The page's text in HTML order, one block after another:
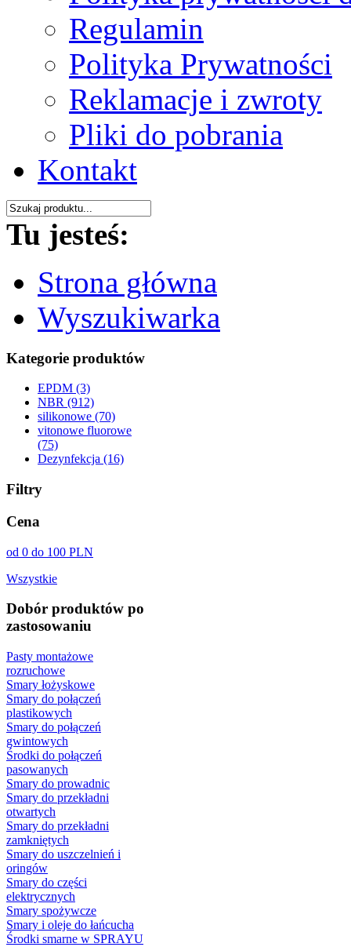
Regulamin
Polityka Prywatności
Reklamacje i zwroty
Pliki do pobrania
Kontakt
Tu jesteś:
Strona główna
Wyszukiwarka
Kategorie produktów
EPDM (3)
NBR (912)
silikonowe (70)
vitonowe fluorowe
(75)
Dezynfekcja (16)
Filtry
Cena
od 0 do 100 PLN
Wszystkie
Dobór produktów po
zastosowaniu
Pasty montażowe
rozruchowe
Smary łożyskowe
Smary do połączeń
plastikowych
Smary do połączeń
gwintowych
Środki do połączeń
pasowanych
Smary do prowadnic
Smary do przekładni
otwartych
Smary do przekładni
zamkniętych
Smary do uszczelnień i
oringów
Smary do części
elektrycznych
Smary spożywcze
Smary i oleje do łańcucha
Środki smarne w SPRAYU